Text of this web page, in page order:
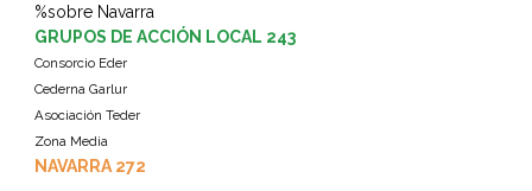
%sobre Navarra
GRUPOS DE ACCIÓN LOCAL 243
Consorcio Eder
Cederna Garlur
Asociación Teder
Zona Media
NAVARRA 272